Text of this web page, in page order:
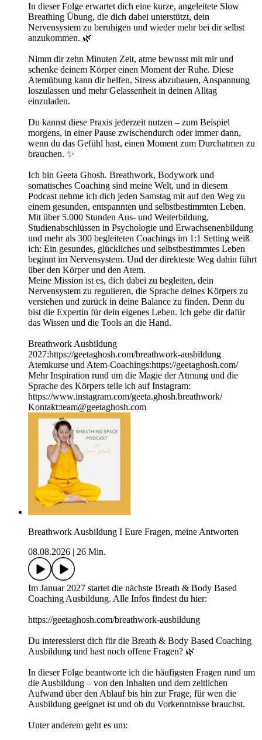
In dieser Folge erwartet dich eine kurze, angeleitete Slow
Breathing Übung, die dich dabei unterstützt, dein
Nervensystem zu beruhigen und wieder mehr bei dir selbst
anzukommen. 🌿
Nimm dir zehn Minuten Zeit, atme bewusst mit mir und
schenke deinem Körper einen Moment der Ruhe. Diese
Atemübung kann dir helfen, Stress abzubauen, Anspannung
loszulassen und mehr Gelassenheit in deinen Alltag
einzuladen.
Du kannst diese Praxis jederzeit nutzen – zum Beispiel
morgens, in einer Pause zwischendurch oder immer dann,
wenn du das Gefühl hast, einen Moment zum Durchatmen zu
brauchen. ✨
Ich bin Geeta Ghosh. Breathwork, Bodywork und
somatisches Coaching sind meine Welt, und in diesem
Podcast nehme ich dich jeden Samstag mit auf den Weg zu
einem gesunden, entspannten und selbstbestimmten Leben.
Mit über 5.000 Stunden Aus- und Weiterbildung,
Studienabschlüssen in Psychologie und Erwachsenenbildung
und mehr als 300 begleiteten Coachings im 1:1 Setting weiß
ich: Ein gesundes, glückliches und selbstbestimmtes Leben
beginnt im Nervensystem. Und der direkteste Weg dahin führt
über den Körper und den Atem.
Meine Mission ist es, dich dabei zu begleiten, dein
Nervensystem zu regulieren, die Sprache deines Körpers zu
verstehen und zurück in deine Balance zu finden. Denn du
bist die Expertin für dein eigenes Leben. Ich gebe dir dafür
das Wissen und die Tools an die Hand.
Breathwork Ausbildung
2027:https://geetaghosh.com/breathwork-ausbildung
Atemkurse und Atem-Coachings:https://geetaghosh.com/
Mehr Inspiration rund um die Magie der Atmung und die
Sprache des Körpers teile ich auf Instagram:
https://www.instagram.com/geeta.ghosh.breathwork/
Kontakt:team@geetaghosh.com
Breathwork Ausbildung I Eure Fragen, meine Antworten
08.08.2026 | 26 Min.
Im Januar 2027 startet die nächste Breath & Body Based
Coaching Ausbildung. Alle Infos findest du hier:
https://geetaghosh.com/breathwork-ausbildung
Du interessierst dich für die Breath & Body Based Coaching
Ausbildung und hast noch offene Fragen? 🌿
In dieser Folge beantworte ich die häufigsten Fragen rund um
die Ausbildung – von den Inhalten und dem zeitlichen
Aufwand über den Ablauf bis hin zur Frage, für wen die
Ausbildung geeignet ist und ob du Vorkenntnisse brauchst.
Unter anderem geht es um: